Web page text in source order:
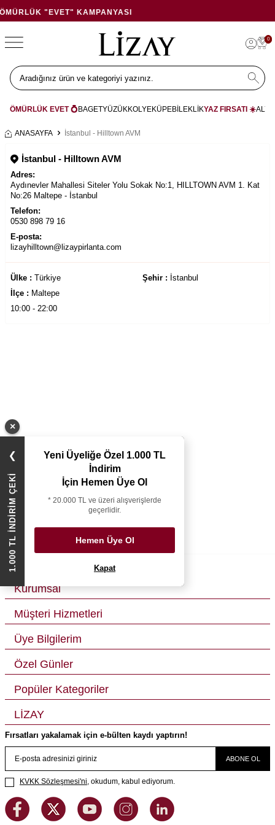
KAMPANYASI
0
ÖMÜRLÜK EVET 💍 BAGETYÜZÜKKOLYEKÜPEBİLEKLİKYAZ FIRSATI ☀️
ANASAYFA İstanbul - Hilltown AVM
İstanbul - Hilltown AVM
Adres:
Aydınevler Mahallesi Siteler Yolu Sokak No:1, HILLTOWN AVM 1. Kat
No:26 Maltepe - İstanbul
Telefon:
0530 898 79 16
E-posta:
lizayhilltown@lizaypirlanta.com
Ülke : Türkiye Şehir : İstanbul
İlçe : Maltepe
10:00 - 22:00
Kurumsal
Müşteri Hizmetleri
Üye Bilgilerim
Özel Günler
Popüler Kategoriler
LİZAY
Fırsatları yakalamak için e-bülten kaydı yaptırın!
ABONE OL
KVKK Sözleşmesi'ni, okudum, kabul ediyorum.
×
❯
1.000 TL İNDİRİM ÇEKİ
Yeni Üyeliğe Özel 1.000 TL
İndirim
İçin Hemen Üye Ol
* 20.000 TL ve üzeri alışverişlerde
geçerlidir.
Hemen Üye Ol
Kapat